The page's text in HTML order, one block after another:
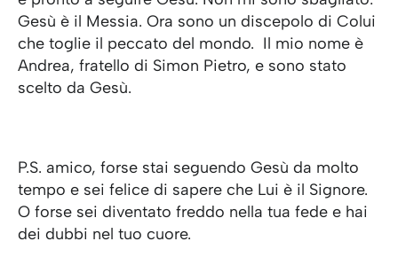
Gesù è il Messia. Ora sono un discepolo di Colui
che toglie il peccato del mondo. Il mio nome è
Andrea, fratello di Simon Pietro, e sono stato
scelto da Gesù.
P.S. amico, forse stai seguendo Gesù da molto
tempo e sei felice di sapere che Lui è il Signore.
O forse sei diventato freddo nella tua fede e hai
dei dubbi nel tuo cuore.